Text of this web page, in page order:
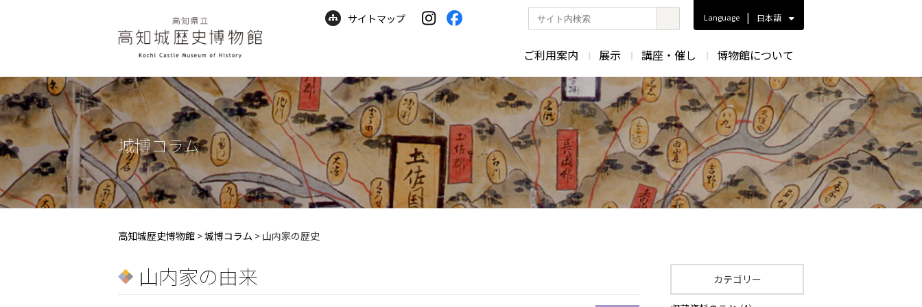
サイトマップ
ト
索
Language | 日本語
ご利用案内 展示 講座・催し 博物館について
城博コラム
高知城歴史博物館 >城博コラム > 山内家の歴史
山内家の由来 カテゴリー